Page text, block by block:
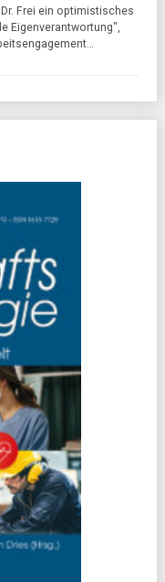
Frei ein optimistisches
Eigenverantwortung",